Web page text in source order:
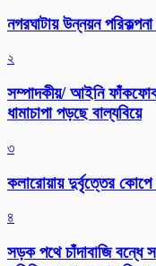
নগরঘাটায় উন্নয়ন
২
সম্পাদকীয়/ আইনি
ধামাচাপা পড়ছে বাল্যবিয়ে
৩
কলারোয়ায় দুর্বৃত্তের
৪
সড়ক পথে চাঁদাবাজি বন্ধে